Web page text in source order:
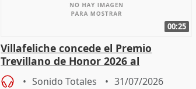
00:25
Villafeliche concede el Premio
Trevillano de Honor 2026 al
periodista Xabier Fortes
Sonido Totales 31/07/2026